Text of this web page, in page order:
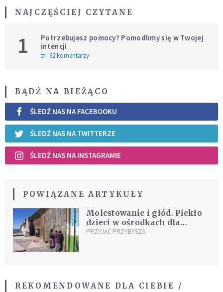
NAJCZĘŚCIEJ CZYTANE
1
Potrzebujesz pomocy? Pomodlimy się w Twojej
intencji
62 komentarzy
BĄDŹ NA BIEŻĄCO
ŚLEDŹ NAS NA FACEBOOKU
ŚLEDŹ NAS NA TWITTERZE
ŚLEDŹ NAS NA INSTAGRAMIE
POWIĄZANE ARTYKUŁY
Molestowanie i głód. Piekło
dzieci w ośrodkach dla
migrantów
PRZYJĄĆ PRZYBYSZA
REKOMENDOWANE DLA CIEBIE /